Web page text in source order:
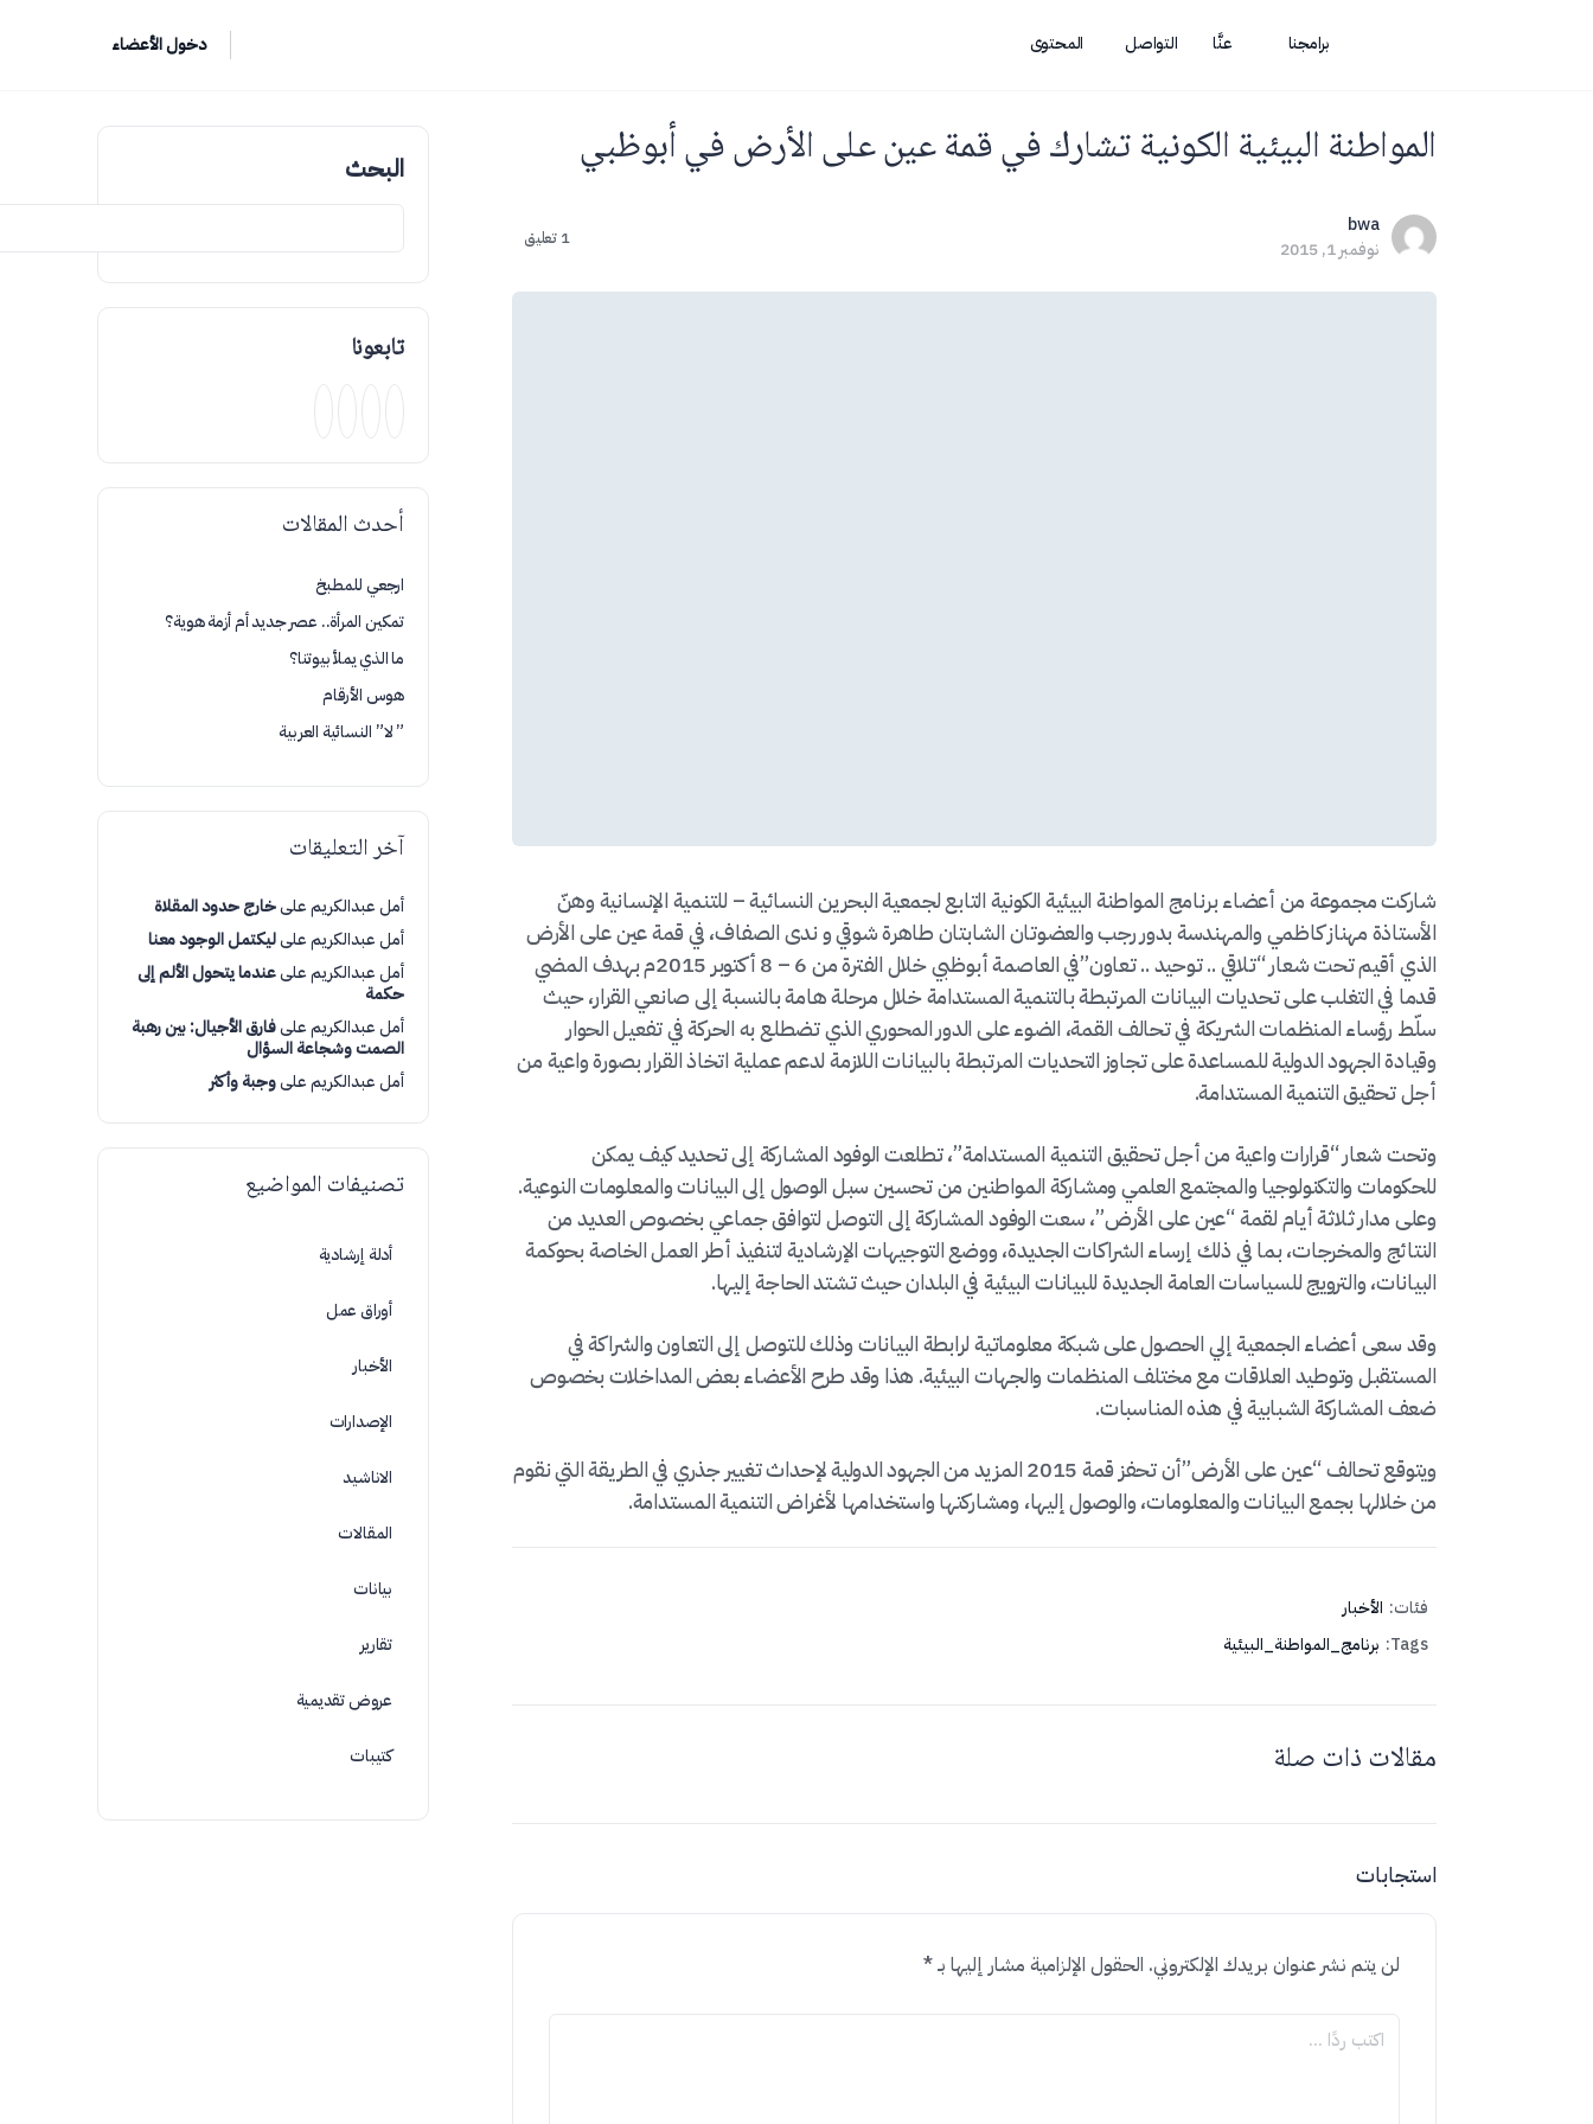
برامجنا عنَّا التواصل المحتوى دخول الأعضاء
المواطنة البيئية الكونية تشارك في قمة عين على الأرض في أبوظبي
bwa
نوفمبر 1, 2015
1 تعليق
شاركت مجموعة من أعضاء برنامج المواطنة البيئية الكونية التابع لجمعية البحرين النسائية – للتنمية الإنسانية وهنّ
الأستاذة مهناز كاظمي والمهندسة بدور رجب والعضوتان الشابتان طاهرة شوقي و ندى الصفاف، في قمة عين على الأرض
الذي أقيم تحت شعار “تلاقي .. توحيد .. تعاون”في العاصمة أبوظبي خلال الفترة من 6 – 8 أكتوبر 2015م بهدف المضي
قدما في التغلب على تحديات البيانات المرتبطة بالتنمية المستدامة خلال مرحلة هامة بالنسبة إلى صانعي القرار، حيث
سلّط رؤساء المنظمات الشريكة في تحالف القمة، الضوء على الدور المحوري الذي تضطلع به الحركة في تفعيل الحوار
وقيادة الجهود الدولية للمساعدة على تجاوز التحديات المرتبطة بالبيانات اللازمة لدعم عملية اتخاذ القرار بصورة واعية من
أجل تحقيق التنمية المستدامة.
وتحت شعار “قرارات واعية من أجل تحقيق التنمية المستدامة”، تطلعت الوفود المشاركة إلى تحديد كيف يمكن
للحكومات والتكنولوجيا والمجتمع العلمي ومشاركة المواطنين من تحسين سبل الوصول إلى البيانات والمعلومات النوعية.
وعلى مدار ثلاثة أيام لقمة “عين على الأرض”، سعت الوفود المشاركة إلى التوصل لتوافق جماعي بخصوص العديد من
النتائج والمخرجات، بما في ذلك إرساء الشراكات الجديدة، ووضع التوجيهات الإرشادية لتنفيذ أطر العمل الخاصة بحوكمة
البيانات، والترويج للسياسات العامة الجديدة للبيانات البيئية في البلدان حيث تشتد الحاجة إليها.
وقد سعى أعضاء الجمعية إلي الحصول على شبكة معلوماتية لرابطة البيانات وذلك للتوصل إلى التعاون والشراكة في
المستقبل وتوطيد العلاقات مع مختلف المنظمات والجهات البيئية. هذا وقد طرح الأعضاء بعض المداخلات بخصوص
ضعف المشاركة الشبابية في هذه المناسبات.
ويتوقع تحالف “عين على الأرض”أن تحفز قمة 2015 المزيد من الجهود الدولية لإحداث تغيير جذري في الطريقة التي نقوم
من خلالها بجمع البيانات والمعلومات، والوصول إليها، ومشاركتها واستخدامها لأغراض التنمية المستدامة.
فئات: الأخبار
Tags: برنامج_المواطنة_البيئية
مقالات ذات صلة
استجابات
لن يتم نشر عنوان بريدك الإلكتروني. الحقول الإلزامية مشار إليها بـ*
البحث
تابعونا
أحدث المقالات
ارجعي للمطبخ
تمكين المرأة.. عصر جديد أم أزمة هوية؟
ما الذي يملأ بيوتنا؟
هوس الأرقام
” لا” النسائية العربية
آخر التعليقات
أمل عبدالكريمعلىخارج حدود المقلاة
أمل عبدالكريمعلىليكتمل الوجود معنا
أمل عبدالكريمعلىعندما يتحول الألم إلى
حكمة
أمل عبدالكريمعلىفارق الأجيال: بين رهبة
الصمت وشجاعة السؤال
أمل عبدالكريمعلىوجبة وأكثر
تصنيفات المواضيع
أدلة إرشادية
أوراق عمل
الأخبار
الإصدارات
الاناشيد
المقالات
بيانات
تقارير
عروض تقديمية
كتيبات